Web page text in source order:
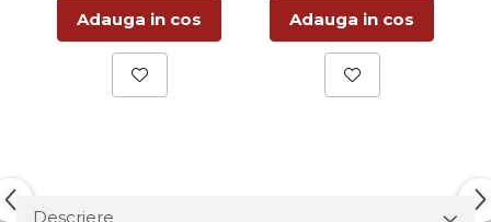
Adauga in cos Adauga in cos
Descriere